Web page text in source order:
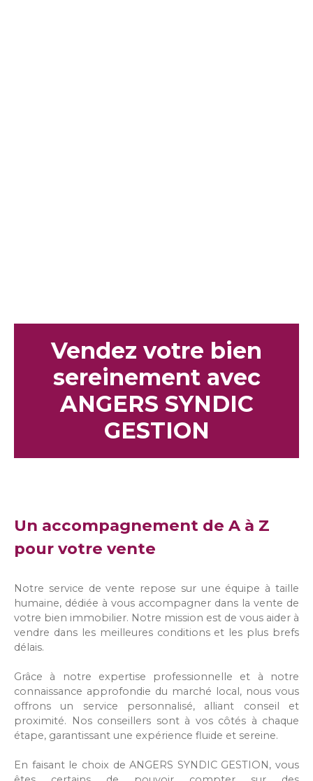
Vendez votre bien
sereinement avec
ANGERS SYNDIC
GESTION
Un accompagnement de A à Z
pour votre vente
Notre service de vente repose sur une équipe à taille
humaine, dédiée à vous accompagner dans la vente de
votre bien immobilier. Notre mission est de vous aider à
vendre dans les meilleures conditions et les plus brefs
délais.
Grâce à notre expertise professionnelle et à notre
connaissance approfondie du marché local, nous vous
offrons un service personnalisé, alliant conseil et
proximité. Nos conseillers sont à vos côtés à chaque
étape, garantissant une expérience fluide et sereine.
En faisant le choix de ANGERS SYNDIC GESTION, vous